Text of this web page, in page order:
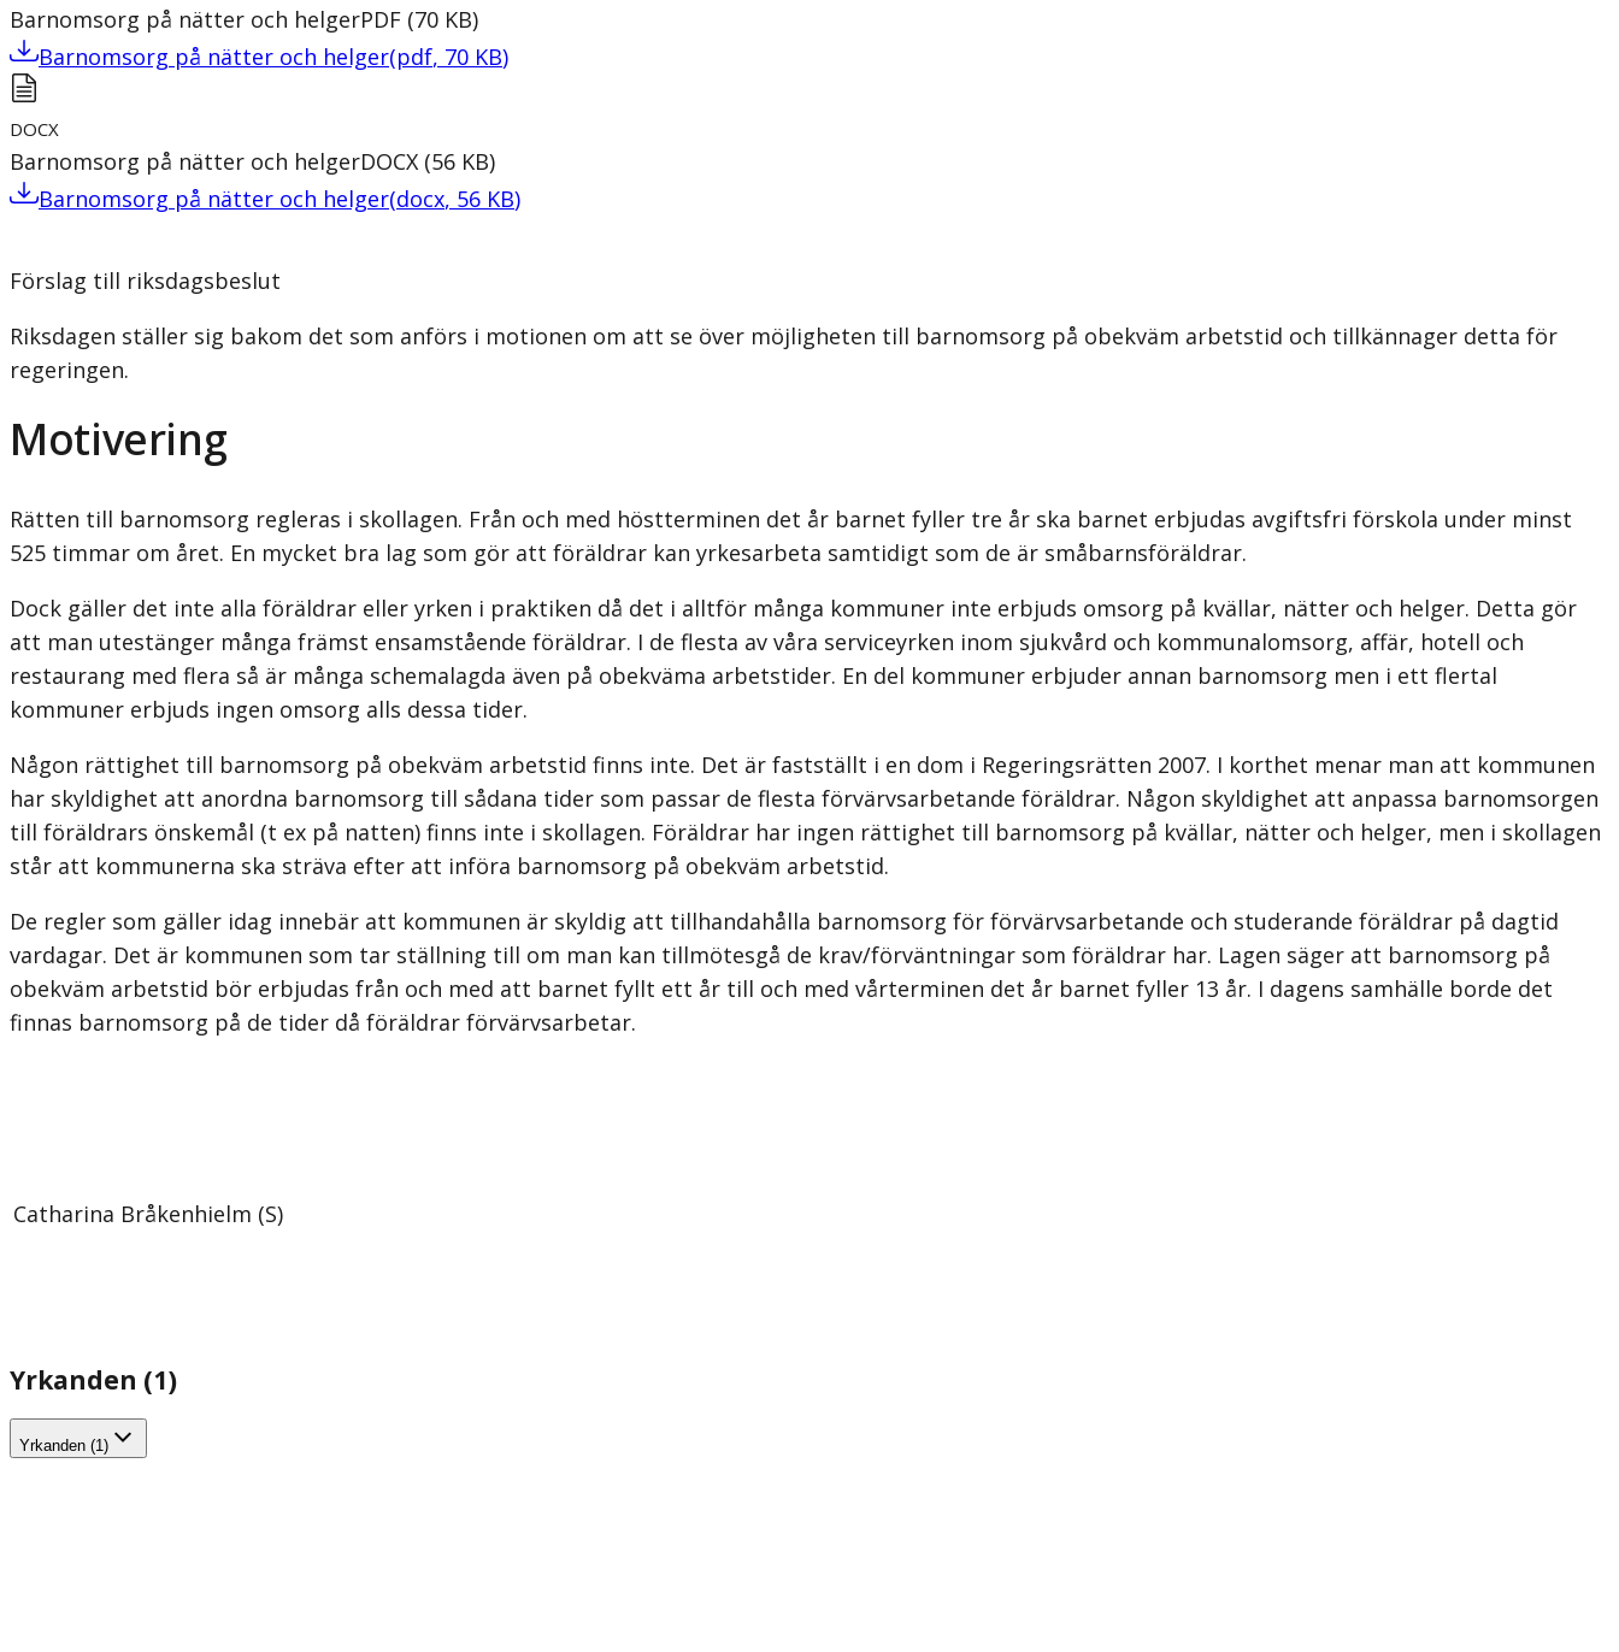
Barnomsorg på nätter och helgerPDF (70 KB)
Barnomsorg på nätter och helger(pdf, 70 KB)
DOCX
Barnomsorg på nätter och helgerDOCX (56 KB)
Barnomsorg på nätter och helger(docx, 56 KB)
Förslag till riksdagsbeslut
Riksdagen ställer sig bakom det som anförs i motionen om att se över möjligheten till barnomsorg på obekväm arbetstid och tillkännager detta för
regeringen.
Motivering
Rätten till barnomsorg regleras i skollagen. Från och med höstterminen det år barnet fyller tre år ska barnet erbjudas avgiftsfri förskola under minst
525 timmar om året. En mycket bra lag som gör att föräldrar kan yrkesarbeta samtidigt som de är småbarnsföräldrar.
Dock gäller det inte alla föräldrar eller yrken i praktiken då det i alltför många kommuner inte erbjuds omsorg på kvällar, nätter och helger. Detta gör
att man utestänger många främst ensamstående föräldrar. I de flesta av våra serviceyrken inom sjukvård och kommunalomsorg, affär, hotell och
restaurang med flera så är många schemalagda även på obekväma arbetstider. En del kommuner erbjuder annan barnomsorg men i ett flertal
kommuner erbjuds ingen omsorg alls dessa tider.
Någon rättighet till barnomsorg på obekväm arbetstid finns inte. Det är fastställt i en dom i Regeringsrätten 2007. I korthet menar man att kommunen
har skyldighet att anordna barnomsorg till sådana tider som passar de flesta förvärvsarbetande föräldrar. Någon skyldighet att anpassa barnomsorgen
till föräldrars önskemål (t ex på natten) finns inte i skollagen. Föräldrar har ingen rättighet till barnomsorg på kvällar, nätter och helger, men i skollagen
står att kommunerna ska sträva efter att införa barnomsorg på obekväm arbetstid.
De regler som gäller idag innebär att kommunen är skyldig att tillhandahålla barnomsorg för förvärvsarbetande och studerande föräldrar på dagtid
vardagar. Det är kommunen som tar ställning till om man kan tillmötesgå de krav/förväntningar som föräldrar har. Lagen säger att barnomsorg på
obekväm arbetstid bör erbjudas från och med att barnet fyllt ett år till och med vårterminen det år barnet fyller 13 år. I dagens samhälle borde det
finnas barnomsorg på de tider då föräldrar förvärvsarbetar.
Catharina Bråkenhielm (S)
Yrkanden (1)
Yrkanden (1)